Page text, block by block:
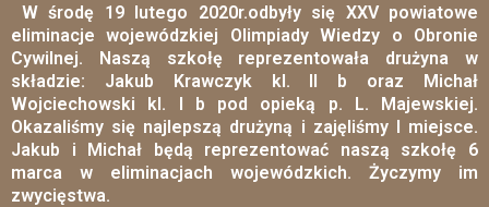
W środę 19 lutego 2020r.odbyły się XXV powiatowe
eliminacje wojewódzkiej Olimpiady Wiedzy o Obronie
Cywilnej. Naszą szkołę reprezentowała drużyna w
składzie: Jakub Krawczyk kl. II b oraz Michał
Wojciechowski kl. I b pod opieką p. L. Majewskiej.
Okazaliśmy się najlepszą drużyną i zajęliśmy I miejsce.
Jakub i Michał będą reprezentować naszą szkołę 6
marca w eliminacjach wojewódzkich. Życzymy im
zwycięstwa.